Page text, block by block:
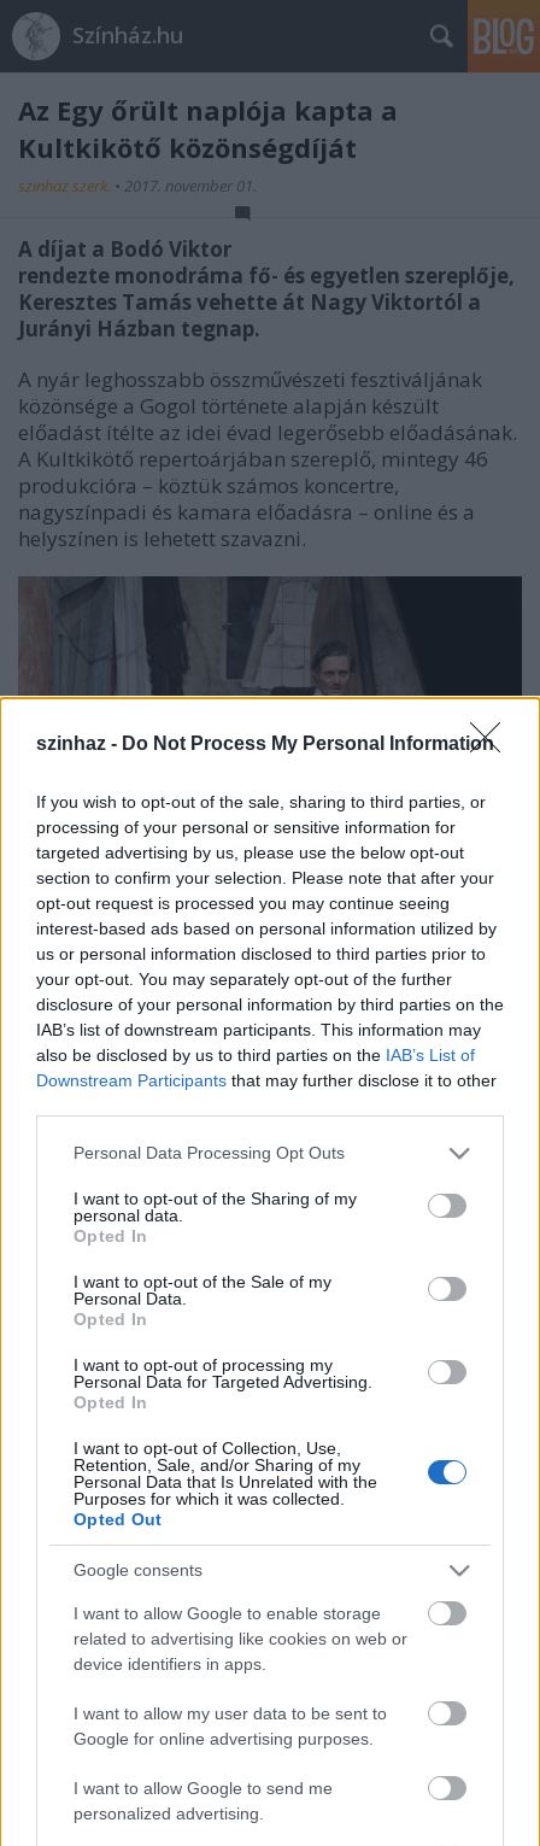
szinhaz - Do Not Process My Personal Information
If you wish to opt-out of the sale, sharing to third parties, or
processing of your personal or sensitive information for
targeted advertising by us, please use the below opt-out
section to confirm your selection. Please note that after your
opt-out request is processed you may continue seeing
interest-based ads based on personal information utilized by
us or personal information disclosed to third parties prior to
your opt-out. You may separately opt-out of the further
disclosure of your personal information by third parties on the
IAB’s list of downstream participants. This information may
also be disclosed by us to third parties on the IAB’s List of
Downstream Participants that may further disclose it to other
Please note that this website/app uses one or more Google
not limited to your visit or usage behaviour. You may click to
grant or deny consent to Google and its third-party tags to
use your data for below specified purposes in below Google
consent section.
Personal Data Processing Opt Outs
I want to opt-out of the Sharing of my
personal data.
Opted In
I want to opt-out of the Sale of my
Personal Data.
Opted In
I want to opt-out of processing my
Personal Data for Targeted Advertising.
Opted In
I want to opt-out of Collection, Use,
Retention, Sale, and/or Sharing of my
Personal Data that Is Unrelated with the
Purposes for which it was collected.
Opted Out
Google consents
I want to allow Google to enable storage
related to advertising like cookies on web or
device identifiers in apps.
I want to allow my user data to be sent to
Google for online advertising purposes.
I want to allow Google to send me
personalized advertising.
Színház.hu
Az Egy őrült naplója kapta a
Kultkikötő közönségdíját
szinhaz szerk. • 2017. november 01.
A díjat a Bodó Viktor
rendezte monodráma fő- és egyetlen szereplője,
Keresztes Tamás vehette át Nagy Viktortól a
Jurányi Házban tegnap.
A nyár leghosszabb összművészeti fesztiváljának
közönsége a Gogol története alapján készült
előadást ítélte az idei évad legerősebb előadásának.
A Kultkikötő repertoárjában szereplő, mintegy 46
produkcióra – köztük számos koncertre,
nagyszínpadi és kamara előadásra – online és a
helyszínen is lehetett szavazni.
Egy őrült naplója (fotó: Toldy Miklós)
„A Kultkikötő sokszínű repertoárjába igyekszünk évről
évre a legszínvonalasabb előadásokat és koncerteket
műsorra tűzni. Szerettük volna ezek közül azt kiemelni
először átadott elismerés apropóján Nagy Viktor, a
Egy őrült naplója
Egyesület közös produkciója, amely számos díjat
zsebelt már be. Az előadás a Jurányi Házban látható.
(Forrás: Kultkikötő)
Egy őrült naplója – Készül Bodó Viktor és Keresztes
Tamás közös munkája
Az őrült naplója – Budapesten debütál Keresztes
Tamás monodrámája
Le lehetne kottázni a mi előadásunkat is – Egy őrült
Keresztes Tamás és az Egy őrült naplója tarolt
Tatabányán
Címkék: bodó viktor keresztes tamás